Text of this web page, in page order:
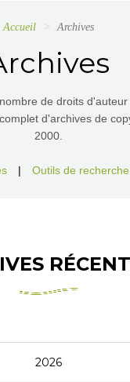
Accueil Archives
de droits d'auteur
d'archives de
2000.
| Outils de recherche
2026